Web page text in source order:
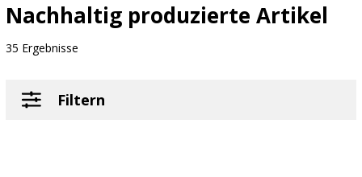
Nachhaltig produzierte Artikel
35 Ergebnisse
Filtern